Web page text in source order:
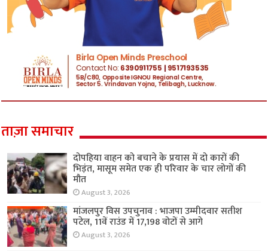
ताज़ा समाचार
दोपहिया वाहन को बचाने के प्रयास में दो कारों की
भिड़ंत, मासूम समेत एक ही परिवार के चार लोगों की
मौत
August 3, 2026
मांजलपुर विस उपचुनाव : भाजपा उम्मीदवार सतीश
पटेल, 11वें राउंड में 17,198 वोटों से आगे
August 3, 2026